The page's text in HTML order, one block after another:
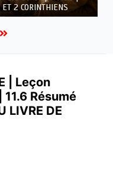
| Leçon
Résumé
LIVRE DE